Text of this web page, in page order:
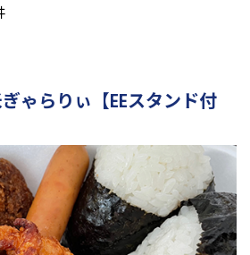
ゃらりぃ【EEスタンド付